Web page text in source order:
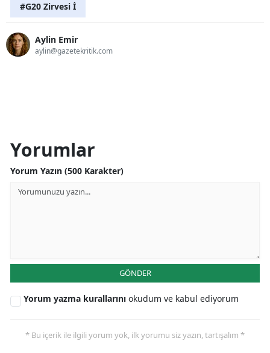
#G20 Zirvesi İ
Aylin Emir
aylin@gazetekritik.com
Yorumlar
Yorum Yazın (500 Karakter)
GÖNDER
Yorum yazma kurallarını okudum ve kabul ediyorum
* Bu içerik ile ilgili yorum yok, ilk yorumu siz yazın, tartışalım *